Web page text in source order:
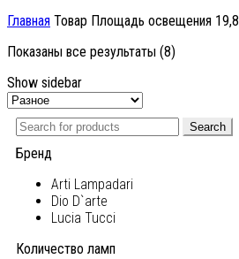
Главная Товар Площадь освещения 19,8
Показаны все результаты (8)
Show sidebar
Search
Бренд
Arti Lampadari
Dio D`arte
Lucia Tucci
Количество ламп